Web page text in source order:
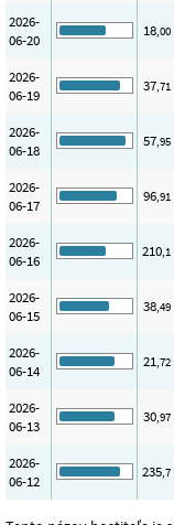
2026-
06-20
18,00
2026-
06-19
37,71
2026-
06-18
57,95
2026-
06-17
96,91
2026-
06-16
210,1
2026-
06-15
38,49
2026-
06-14
21,72
2026-
06-13
30,97
2026-
06-12
235,7